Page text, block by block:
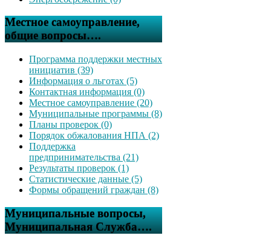
Местное самоуправление,
общие вопросы….
Программа поддержки местных
инициатив (39)
Информация о льготах (5)
Контактная информация (0)
Местное самоуправление (20)
Муниципальные программы (8)
Планы проверок (0)
Порядок обжалования НПА (2)
Поддержка
предпринимательства (21)
Результаты проверок (1)
Статистические данные (5)
Формы обращений граждан (8)
Муниципальные вопросы,
Муниципальная Служба….